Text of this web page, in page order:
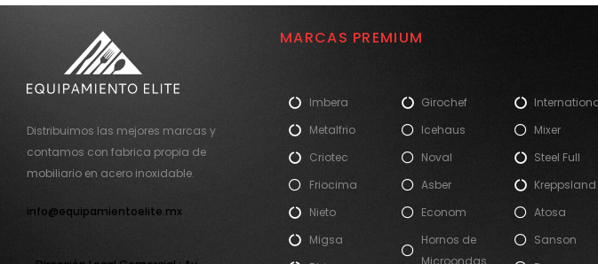
Distribuimos las mejores marcas y
contamos con fabrica propia de
mobiliario en acero inoxidable.
info@equipamientoelite.mx
MARCAS PREMIUM
Imbera
Metalfrio
Criotec
Friocima
Nieto
Migsa
Girochef
Icehaus
Noval
Asber
Econom
Hornos de
Microondas
Mixer
Steel Full
Kreppsland
Atosa
Sanson